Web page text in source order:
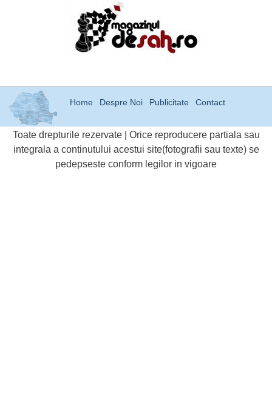
Home Despre Noi Publicitate Contact
Toate drepturile rezervate | Orice reproducere partiala sau
integrala a continutului acestui site(fotografii sau texte) se
pedepseste conform legilor in vigoare